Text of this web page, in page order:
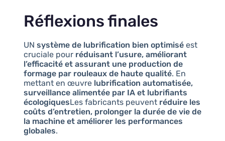
Réflexions finales
UN système de lubrification bien optimiséest
cruciale pour réduisant l’usure, améliorant
l’efficacité et assurant une production de
formage par rouleaux de haute qualité. En
mettant en œuvre lubrification automatisée,
surveillance alimentée par IA et lubrifiants
écologiquesLes fabricants peuvent réduire les
coûts d’entretien, prolonger la durée de vie de
la machine et améliorer les performances
globales.